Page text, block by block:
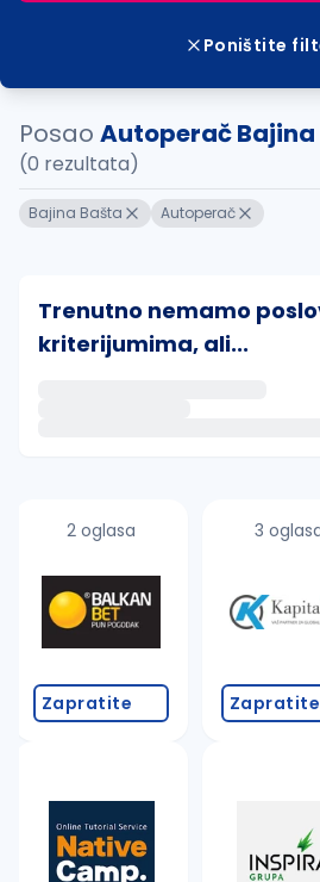
Poništite
Posao Autoperač Bajina
(0 rezultata)
Bajina Bašta Autoperač
Trenutno nemamo
kriterijumima, ali...
Takođe možete da:
proverite pravopisne
promenite odabrane
2 oglasa
Zapratite
3
Zapratite